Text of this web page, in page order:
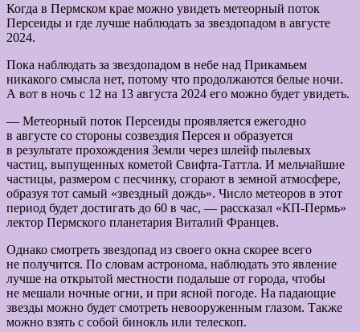
Когда в Пермском крае можно увидеть метеорный поток
Персеиды и где лучше наблюдать за звездопадом в августе
2024.
Пока наблюдать за звездопадом в небе над Прикамьем
никакого смысла нет, потому что продолжаются белые ночи.
А вот в ночь с 12 на 13 августа 2024 его можно будет увидеть.
— Метеорный поток Персеиды проявляется ежегодно
в августе со стороны созвездия Персея и образуется
в результате прохождения Земли через шлейф пылевых
частиц, выпущенных кометой Свифта-Таттла. И мельчайшие
частицы, размером с песчинку, сгорают в земной атмосфере,
образуя тот самый «звездный дождь». Число метеоров в этот
период будет достигать до 60 в час, — рассказал «КП-Пермь»
лектор Пермского планетария Виталий Францев.
Однако смотреть звездопад из своего окна скорее всего
не получится. По словам астронома, наблюдать это явление
лучше на открытой местности подальше от города, чтобы
не мешали ночные огни, и при ясной погоде. На падающие
звезды можно будет смотреть невооруженным глазом. Также
можно взять с собой бинокль или телескоп.